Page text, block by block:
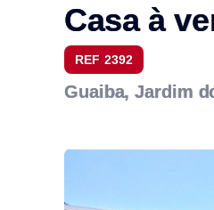
Casa à
REF 2392
Guaiba, Jardim